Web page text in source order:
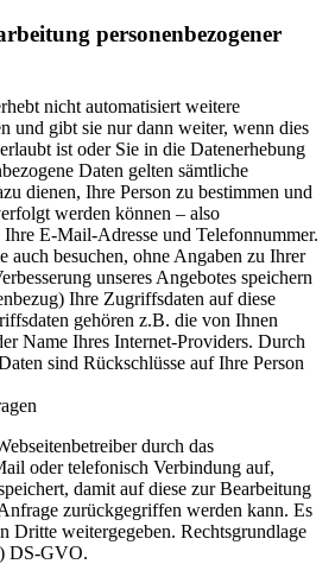
personenbezogener
nicht automatisiert weitere
und gibt sie nur dann weiter, wenn dies
ist oder Sie in die Datenerhebung
Daten gelten sämtliche
dienen, Ihre Person zu bestimmen und
werden können – also
E-Mail-Adresse und Telefonnummer.
auch besuchen, ohne Angaben zu Ihrer
unseres Angebotes speichern
Ihre Zugriffsdaten auf diese
gehören z.B. die von Ihnen
Name Ihres Internet-Providers. Durch
sind Rückschlüsse auf Ihre Person
durch das
oder telefonisch Verbindung auf,
damit auf diese zur Bearbeitung
zurückgegriffen werden kann. Es
Dritte weitergegeben. Rechtsgrundlage
DS-GVO.